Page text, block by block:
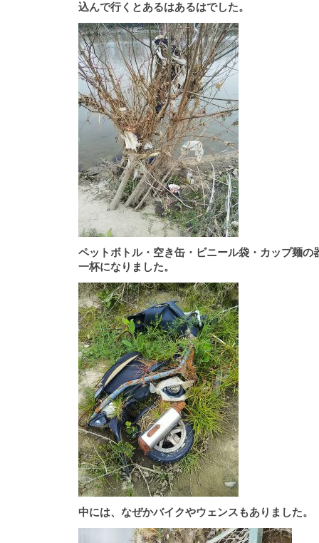
込んで行くとあるはあるはでした。
ペットボトル・空き缶・ビニール袋・カップ麺の
一杯になりました。
中には、なぜかバイクやウェンスもありました。